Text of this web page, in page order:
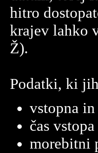
hitro
krajev lahko
Ž).
Podatki, ki
vstopna
čas
morebitni